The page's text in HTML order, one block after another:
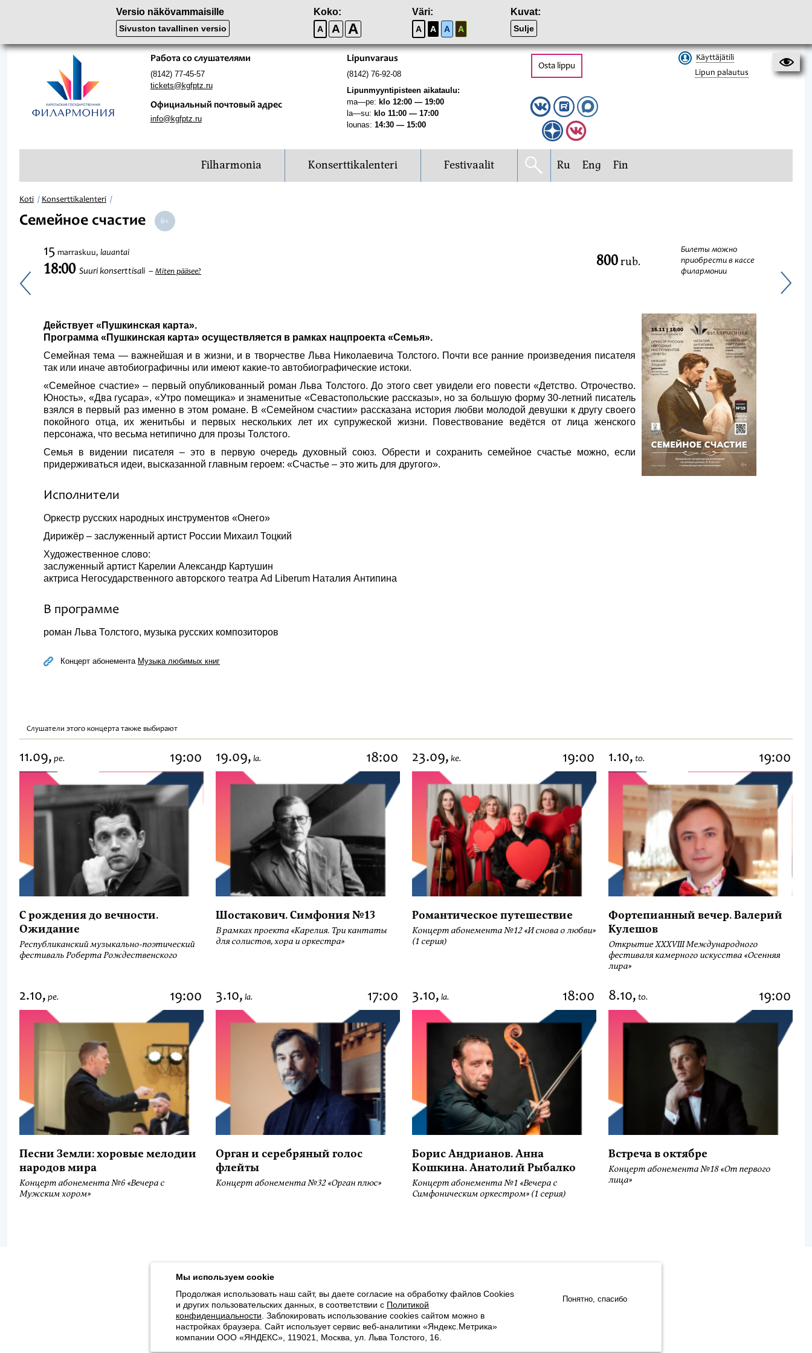
Versio näkövammaisille
Sivuston tavallinen versio
Koko:
A A A
Väri:
A A A A
Kuvat:
Sulje
Работа со слушателями
(8142) 77-45-57
tickets@kgfptz.ru
Официальный почтовый адрес
info@kgfptz.ru
Lipunvaraus
(8142) 76-92-08
Lipunmyyntipisteen aikataulu:
ma—pe: klo 12:00 — 19:00
la—su: klo 11:00 — 17:00
lounas: 14:30 — 15:00
Osta lippu
Käyttäjätili
Lipun palautus
Filharmonia Konserttikalenteri Festivaalit Ru Eng Fin
Koti Konserttikalenteri
Семейное счастие
15 marraskuu, lauantai
18:00 Suuri konserttisali Miten pääsee?
800rub.
Билеты можно
приобрести в кассе
филармонии
Действует «Пушкинская карта».
Программа «Пушкинская карта» осуществляется в рамках нацпроекта «Семья».
Семейная тема — важнейшая и в жизни, и в творчестве Льва Николаевича Толстого. Почти все ранние произведения писателя
так или иначе автобиографичны или имеют какие-то автобиографические истоки.
«Семейное счастие» – первый опубликованный роман Льва Толстого. До этого свет увидели его повести «Детство. Отрочество.
Юность», «Два гусара», «Утро помещика» и знаменитые «Севастопольские рассказы», но за большую форму 30-летний писатель
взялся в первый раз именно в этом романе. В «Семейном счастии» рассказана история любви молодой девушки к другу своего
покойного отца, их женитьбы и первых нескольких лет их супружеской жизни. Повествование ведётся от лица женского
персонажа, что весьма нетипично для прозы Толстого.
Семья в видении писателя – это в первую очередь духовный союз. Обрести и сохранить семейное счастье можно, если
придерживаться идеи, высказанной главным героем: «Счастье – это жить для другого».
Исполнители
Оркестр русских народных инструментов «Онего»
Дирижёр – заслуженный артист России Михаил Тоцкий
Художественное слово:
заслуженный артист Карелии Александр Картушин
актриса Негосударственного авторского театра Ad Liberum Наталия Антипина
В программе
роман Льва Толстого, музыка русских композиторов
Концерт абонемента Музыка любимых книг
Слушатели этого концерта также выбирают
11.09, pe. 19:00
С рождения до вечности.
Ожидание
Республиканский музыкально-поэтический
фестиваль Роберта Рождественского
19.09, la. 18:00
Шостакович. Симфония №13
В рамках проекта «Карелия. Три кантаты
для солистов, хора и оркестра»
23.09, ke. 19:00
Романтическое путешествие
Концерт абонемента №12 «И снова о любви»
(1 серия)
1.10, to. 19:00
Фортепианный вечер. Валерий
Кулешов
Открытие ХХХVIII Международного
фестиваля камерного искусства «Осенняя
лира»
2.10, pe. 19:00
Песни Земли: хоровые мелодии
народов мира
Концерт абонемента №6 «Вечера с
Мужским хором»
3.10, la. 17:00
Орган и серебряный голос
флейты
Концерт абонемента №32 «Орган плюс»
3.10, la. 18:00
Борис Андрианов. Анна
Кошкина. Анатолий Рыбалко
Концерт абонемента №1 «Вечера с
Симфоническим оркестром» (1 серия)
8.10, to. 19:00
Встреча в октябре
Концерт абонемента №18 «От первого
лица»
Продолжая использовать наш сайт, вы даёте согласие на обработку файлов Cookies и использование сервисов веб-аналитики «Яндекс.Метрика» компании ООО «ЯНДЕКС» (119021, Москва, ул. Льва
Политикой конфиденциальности .
Luottokortilla maksaminen on saatavilla Sivuston kehittäminen:
Мы используем cookie
Продолжая использовать наш сайт, вы даете согласие на обработку файлов Cookies
и других пользовательских данных, в соответствии с Политикой
конфиденциальности . Заблокировать использование cookies сайтом можно в
настройках браузера. Cайт использует сервис веб-аналитики «Яндекс.Метрика»
компании ООО «ЯНДЕКС», 119021, Москва, ул. Льва Толстого, 16.
Понятно, спасибо